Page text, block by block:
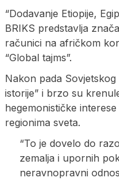
“Dodavanje Etiopije,
BRIKS predstavlja
računici na afričkom
“Global tajms”.
Nakon pada
istorije” i brzo su
hegemonističke
regionima sveta.
“To je dovelo do
zemalja i upornih
neravnopravni